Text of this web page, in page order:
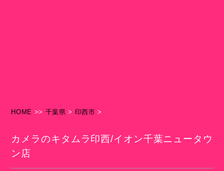
HOME >> 千葉県 > 印西市 >
カメラのキタムラ印西/イオン千葉ニュータウ
ン店